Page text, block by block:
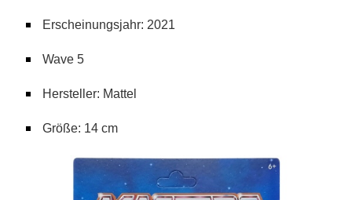
Erscheinungsjahr: 2021
Wave 5
Hersteller: Mattel
Größe: 14 cm